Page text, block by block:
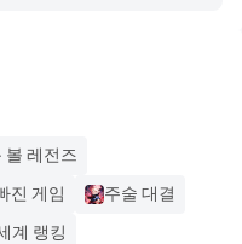
볼 레전즈
진 게임
주술 대결
계 랭킹